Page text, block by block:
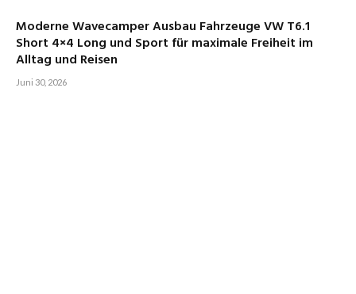
Moderne Wavecamper Ausbau Fahrzeuge VW T6.1
Short 4×4 Long und Sport für maximale Freiheit im
Alltag und Reisen
Juni 30, 2026